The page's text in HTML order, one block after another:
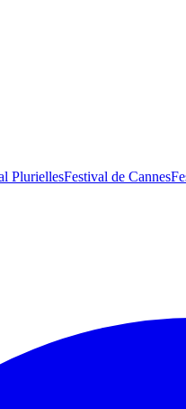
PluriellesFestival de Cannes